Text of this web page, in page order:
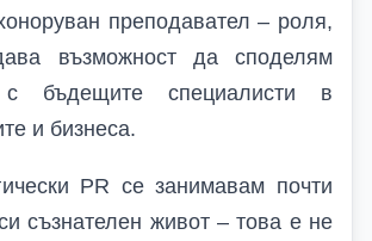
преподавател – роля,
възможност да споделям
бъдещите специалисти в
и бизнеса.
PR се занимавам почти
съзнателен живот – това е не